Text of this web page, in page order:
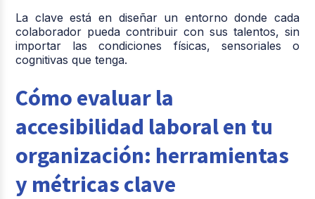
La clave está en diseñar un entorno donde cada
colaborador pueda contribuir con sus talentos, sin
importar las condiciones físicas, sensoriales o
cognitivas que tenga.
Cómo evaluar la
accesibilidad laboral en tu
organización: herramientas
y métricas clave